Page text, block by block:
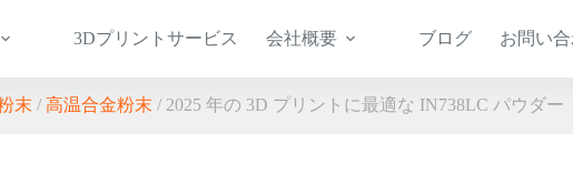
3Dプリントサービス 会社概要 ブログ お問い
末 / 高温合金粉末 / 2025 年の 3D プリントに最適な IN738LC パウダー